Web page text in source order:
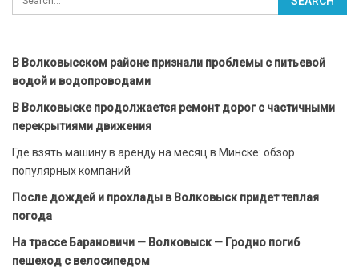
В Волковысском районе признали проблемы с питьевой
водой и водопроводами
В Волковыске продолжается ремонт дорог с частичными
перекрытиями движения
Где взять машину в аренду на месяц в Минске: обзор
популярных компаний
После дождей и прохлады в Волковыск придет теплая
погода
На трассе Барановичи — Волковыск — Гродно погиб
пешеход с велосипедом